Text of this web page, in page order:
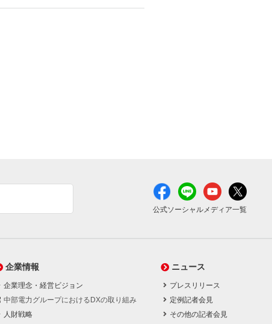
公式ソーシャルメディア一覧
企業情報
企業理念・経営ビジョン
中部電力グループにおけるDXの取り組み
人財戦略
ニュース
プレスリリース
定例記者会見
その他の記者会見